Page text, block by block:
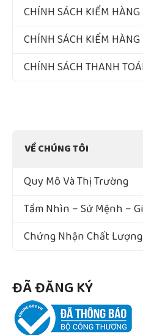
CHÍNH SÁCH KIỂM HÀNG
CHÍNH SÁCH KIỂM HÀNG
CHÍNH SÁCH THANH
VỀ CHÚNG TÔI
Quy Mô Và Thị Trường
Tầm Nhìn – Sứ Mệnh –
Chứng Nhận Chất Lượng
ĐÃ ĐĂNG KÝ